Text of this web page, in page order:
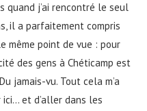
quand j’ai rencontré le seul
il a parfaitement compris
même point de vue : pour
des gens à Chéticamp est
jamais-vu. Tout cela m’a
et d’aller dans les